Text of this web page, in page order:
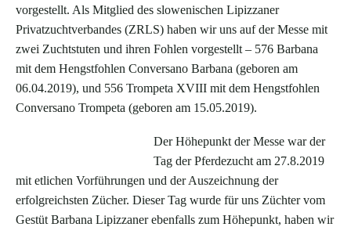
vorgestellt. Als Mitglied des slowenischen Lipizzaner
Privatzuchtverbandes (ZRLS) haben wir uns auf der Messe mit
zwei Zuchtstuten und ihren Fohlen vorgestellt – 576 Barbana
mit dem Hengstfohlen Conversano Barbana (geboren am
06.04.2019), und 556 Trompeta XVIII mit dem Hengstfohlen
Conversano Trompeta (geboren am 15.05.2019).
Der Höhepunkt der Messe war der
Tag der Pferdezucht am 27.8.2019
mit etlichen Vorführungen und der Auszeichnung der
erfolgreichsten Zücher. Dieser Tag wurde für uns Züchter vom
Gestüt Barbana Lipizzaner ebenfalls zum Höhepunkt, haben wir